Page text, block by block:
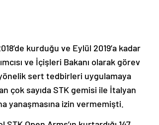
kurduğu ve Eylül 2019’a kadar
ve İçişleri Bakanı olarak görev
sert tedbirleri uygulamaya
çok sayıda STK gemisi ile İtalyan
yanaşmasına izin vermemişti.